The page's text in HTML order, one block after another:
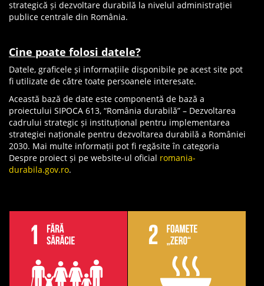
strategică și dezvoltare durabilă la nivelul administrației
publice centrale din România.
Cine poate folosi datele?
Datele, graficele și informațiile disponibile pe acest site pot
fi utilizate de către toate persoanele interesate.
Această bază de date este componentă de bază a
proiectului SIPOCA 613, “România durabilă” – Dezvoltarea
cadrului strategic și instituțional pentru implementarea
strategiei naționale pentru dezvoltarea durabilă a României
2030. Mai multe informații pot fi regăsite în categoria
Despre proiect și pe website-ul oficial romania-
durabila.gov.ro.